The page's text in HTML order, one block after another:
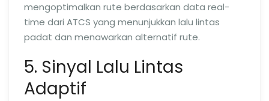
mengoptimalkan rute berdasarkan data real-
time dari ATCS yang menunjukkan lalu lintas
padat dan menawarkan alternatif rute.
5. Sinyal Lalu Lintas
Adaptif